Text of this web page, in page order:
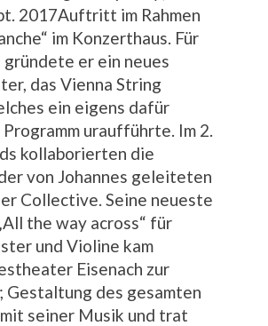
2017Auftritt im Rahmen
im Konzerthaus. Für
gründete er ein neues
das Vienna String
ein eigens dafür
uraufführte. Im 2.
kollaborierten die
von Johannes geleiteten
Collective. Seine neueste
the way across“ für
und Violine kam
Eisenach zur
Gestaltung des gesamten
seiner Musik und trat